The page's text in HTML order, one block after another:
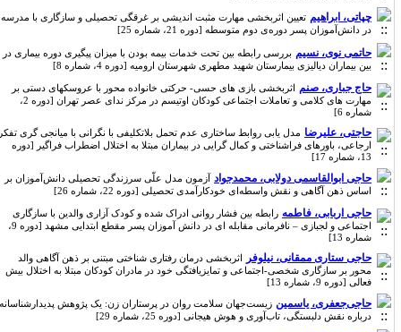
چپاتی، ابراهیم تعیین اثربخشی مهارت مثبت اندیشی بر غرقگی تحصیلی و سازگاری با مدرسه
در دانش‌آموزان پسر دوره‌ی دوم متوسطه [دوره 21، شماره 25]
حاتمی نوی، نسیم بررسی رابطه بین تحت خدمات بیمه بودن با میزان پیگیری دوره بیماری در
بین بیماران دیالیزی بیمارستان شهید مطهری شهرستان ارومیه [دوره 4، شماره 8]
حاج جباری، صنم
اثربخشی بازی های حسی- حرکتی خانواده محور با عروسک‎های دستی بر
مهارت های کلامی و تعاملات اجتماعی کودکان اوتیسم در مرکز ندای عصر تهران [دوره 2،
شماره 6]
حاجتی، علیرضا مدل یابی روابط ساختاری عدم تحمل بلاتکلیفی با نگرانی با میانجی گری تفکر
ارجاعی، باورهای فراشناختی و کمال گرایی در بیماران مبتلا به اختلال اضطراب فراگیر [دوره
13، شماره 17]
حاجی ابوالقاسمی دولابی، محمدجواد آزمون مدل علّی سرزندگی تحصیلی دانش‌آموزان بر
اساس ذهن آگاهی و نقش واسطه‌ای خودکارآمدی تحصیلی [دوره 22، شماره 26]
حاجی اربابی، فاطمه رابطه بین فشار روانی ادراک شده و کودک آزاری والدین با سازگاری
اجتماعی و لجبازی – نافرمانی مقابله ای در دانش آموزان پسر مقطع ابتدایی مشهد [دوره 9،
شماره 13]
حاجی ستاری ممقانی، نیلوفر اثربخشی درمان رفتاری شناختی مبتنی بر ذهن آگاهی والد
محور بر سازگاری شخصی-اجتماعی و تمایزیافتگی خود در مادران کودکان مبتلا به اختلال بیش
فعالی [دوره 9، شماره 13]
حاجی‌جعفری، یاسمین زیست‌جهان سلامت روان در پرستاران زن: یک پژوهش پدیدارشناسانه
درباره نقش دلبستگی، تاب‌آوری و هوش هیجانی [دوره 25، شماره 29]